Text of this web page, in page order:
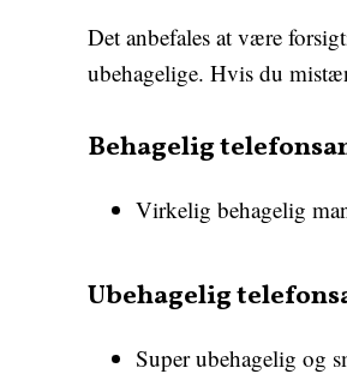
Det anbefales at være
ubehagelige. Hvis du
Behagelig
Virkelig behagelig
Ubehagelig
Super ubehagelig og